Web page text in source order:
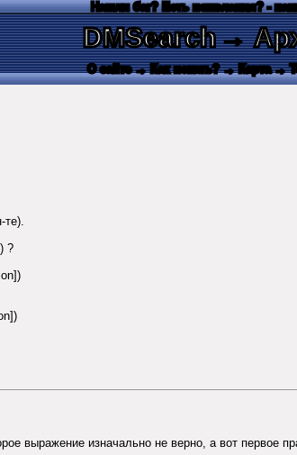
Нашли баг? Есть пожелания? -
DMSearch→
О сайте → Как искать? → Карта →
те).
?
выражение изначально не верно, а вот первое